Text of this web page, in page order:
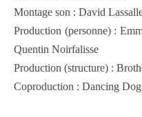
Montage son : David
Production (personne) :
Quentin Noirfalisse
Production (structure) :
Coproduction : Dancing